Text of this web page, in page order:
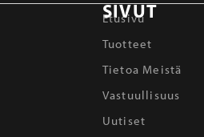
SIVUT
Etusivu
Tuotteet
Tietoa Meistä
Vastuullisuus
Uutiset